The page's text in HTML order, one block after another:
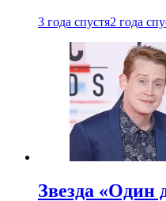
3 года спустя2 года
Звезда «Один